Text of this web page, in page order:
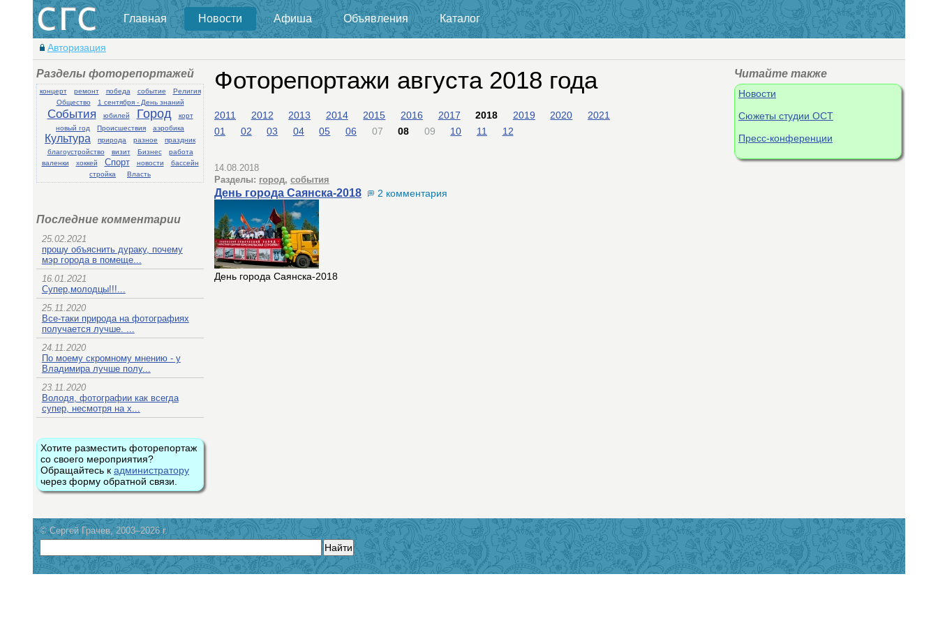
Главная Новости Афиша Объявления Каталог
Авторизация
Разделы фоторепортажей
концерт ремонт победа событие
Религия
Общество
1 сентября - День знаний
События юбилей Город
корт
новый год
Происшествия аэробика
Культура природа разное
праздник
благоустройство
визит Бизнес
работа
валенки
хоккей Спорт новости
бассейн
стройка
Власть
Последние комментарии
25.02.2021
прошу объяснить дураку, почему
мэр города в помеще...
16.01.2021
Супер,молодцы!!!...
25.11.2020
Все-таки природа на фотографиях
получается лучше. ...
24.11.2020
По моему скромному мнению - у
Владимира лучше полу...
23.11.2020
Володя, фотографии как всегда
супер, несмотря на х...
Хотите разместить фоторепортаж
со своего мероприятия?
Обращайтесь к администратору
через форму обратной связи.
Читайте также
Новости
Сюжеты студии ОСТ
Пресс-конференции
Фоторепортажи августа 2018 года
2011 2012 2013 2014 2015 2016 2017 2018 2019 2020
2021
01
02 03 04 05 06 07 08 09 10 11 12
14.08.2018
Разделы: город, события
День города Саянска-2018 2 комментария
День города Саянска-2018
© Сергей Грачев, 2003–2026 г.
Найти